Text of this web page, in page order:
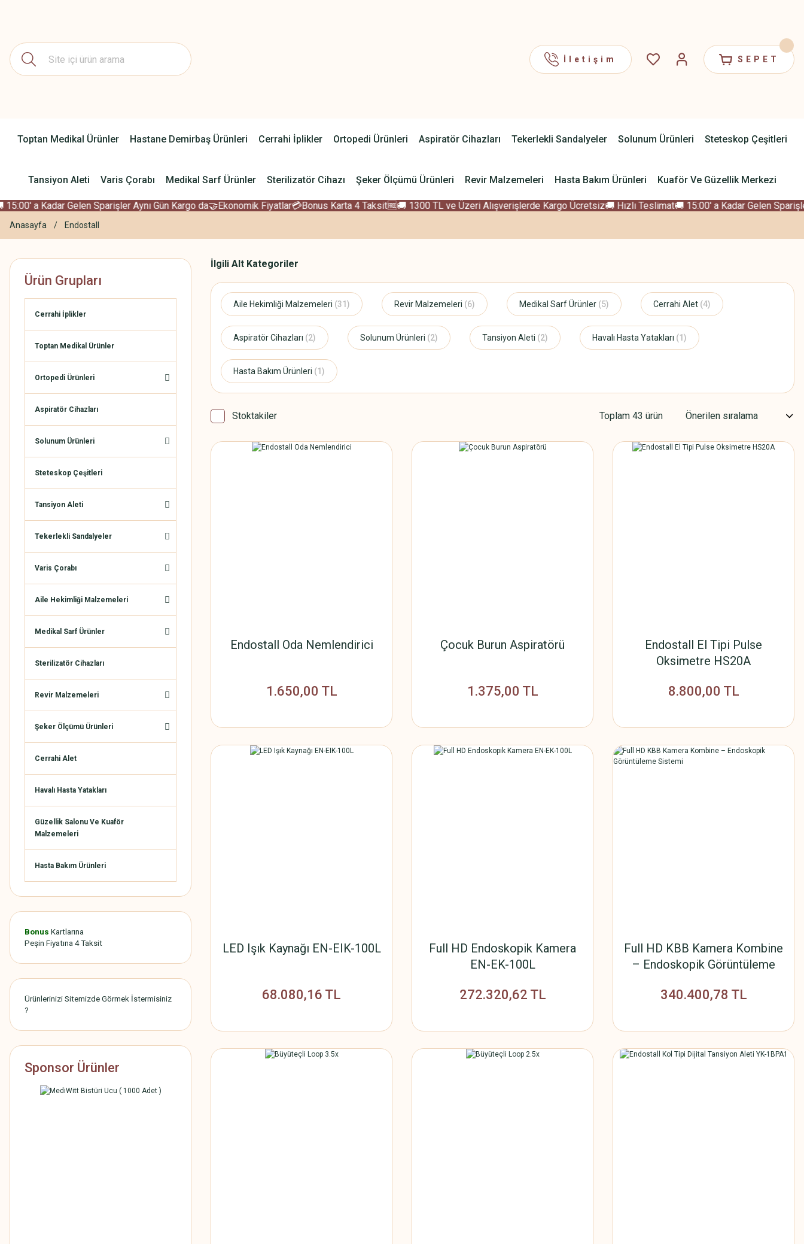
İletişim SEPET
Toptan Medikal Ürünler Hastane Demirbaş Ürünleri Cerrahi İplikler Ortopedi Ürünleri Aspiratör Cihazları Tekerlekli Sandalyeler Solunum Ürünleri Steteskop Çeşitleri
Tansiyon Aleti Varis Çorabı Medikal Sarf Ürünler Sterilizatör Cihazı Şeker Ölçümü Ürünleri Revir Malzemeleri Hasta Bakım Ürünleri Kuaför Ve Güzellik Merkezi
a Kadar Gelen Sparişler Aynı Gün Kargo da🤝Ekonomik Fiyatlar💳Bonus Karta 4 Taksit🆓🚚 1300 TL ve Üzeri Alışverişlerde Kargo Ücretsiz🚚 Hızlı Teslimat🚚 15:00' a Kadar Gelen Sparişler
Anasayfa Endostall
Ürün Grupları
Cerrahi İplikler
Toptan Medikal Ürünler
Ortopedi Ürünleri
Aspiratör Cihazları
Solunum Ürünleri
Steteskop Çeşitleri
Tansiyon Aleti
Tekerlekli Sandalyeler
Varis Çorabı
Aile Hekimliği Malzemeleri
Medikal Sarf Ürünler
Sterilizatör Cihazları
Revir Malzemeleri
Şeker Ölçümü Ürünleri
Cerrahi Alet
Havalı Hasta Yatakları
Güzellik Salonu Ve Kuaför
Malzemeleri
Hasta Bakım Ürünleri
Bonus Kartlarına
Peşin Fiyatına 4 Taksit
Ürünlerinizi Sitemizde Görmek İstermisiniz
?
Sponsor Ürünler
İlgili Alt Kategoriler
Aile Hekimliği Malzemeleri (31) Revir Malzemeleri (6) Medikal Sarf Ürünler (5) Cerrahi Alet (4)
Aspiratör Cihazları (2) Solunum Ürünleri (2) Tansiyon Aleti (2) Havalı Hasta Yatakları (1)
Hasta Bakım Ürünleri (1)
Stoktakiler Toplam 43 ürün
Endostall Oda Nemlendirici
1.650,00 TL
Çocuk Burun Aspiratörü
1.375,00 TL
Endostall El Tipi Pulse
Oksimetre HS20A
8.800,00 TL
LED Işık Kaynağı EN-EIK-100L
68.080,16 TL
Full HD Endoskopik Kamera
EN-EK-100L
272.320,62 TL
Full HD KBB Kamera Kombine
– Endoskopik Görüntüleme
340.400,78 TL